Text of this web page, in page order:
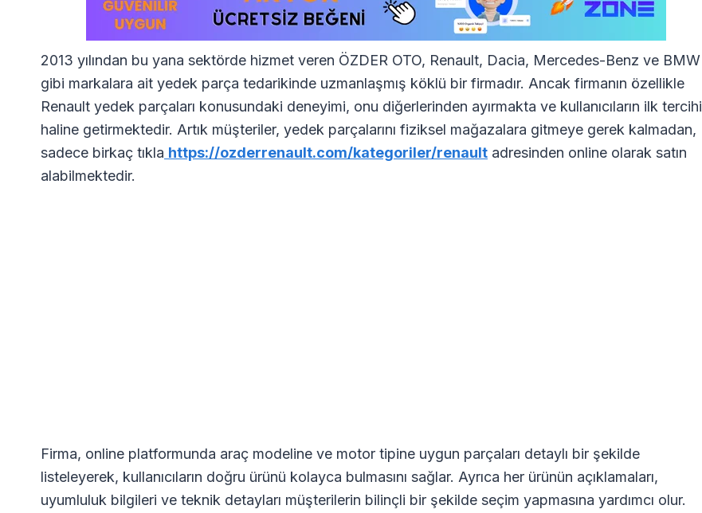
2013 yılından bu yana sektörde hizmet veren ÖZDER OTO, Renault, Dacia, Mercedes-Benz ve BMW
gibi markalara ait yedek parça tedarikinde uzmanlaşmış köklü bir firmadır. Ancak firmanın özellikle
Renault yedek parçaları konusundaki deneyimi, onu diğerlerinden ayırmakta ve kullanıcıların ilk tercihi
haline getirmektedir. Artık müşteriler, yedek parçalarını fiziksel mağazalara gitmeye gerek kalmadan,
sadece birkaç tıkla https://ozderrenault.com/kategoriler/renault adresinden online olarak satın
alabilmektedir.
Firma, online platformunda araç modeline ve motor tipine uygun parçaları detaylı bir şekilde
listeleyerek, kullanıcıların doğru ürünü kolayca bulmasını sağlar. Ayrıca her ürünün açıklamaları,
uyumluluk bilgileri ve teknik detayları müşterilerin bilinçli bir şekilde seçim yapmasına yardımcı olur.